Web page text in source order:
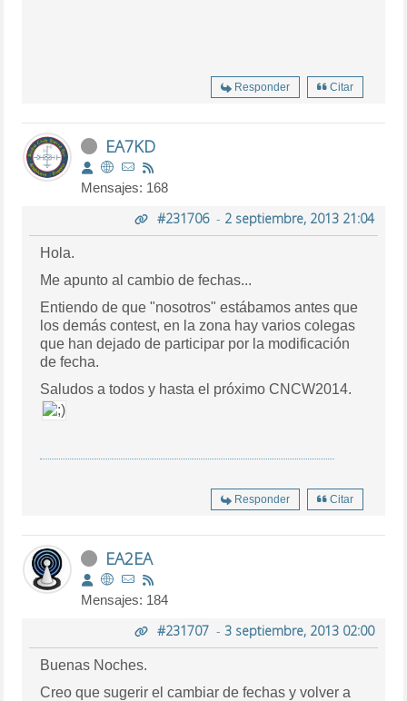
Responder Citar
EA7KD
Mensajes: 168
#231706- 2 septiembre, 2013 21:04
Hola.
Me apunto al cambio de fechas...
Entiendo de que "nosotros" estábamos antes que
los demás contest, en la zona hay varios colegas
que han dejado de participar por la modificación
de fecha.
Saludos a todos y hasta el próximo CNCW2014.
Responder Citar
EA2EA
Mensajes: 184
#231707- 3 septiembre, 2013 02:00
Buenas Noches.
Creo que sugerir el cambiar de fechas y volver a